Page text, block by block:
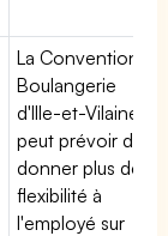
La Convention
Boulangerie
d'Ille-et-Vilaine
peut prévoir de
donner plus de
flexibilité à
l'employé sur